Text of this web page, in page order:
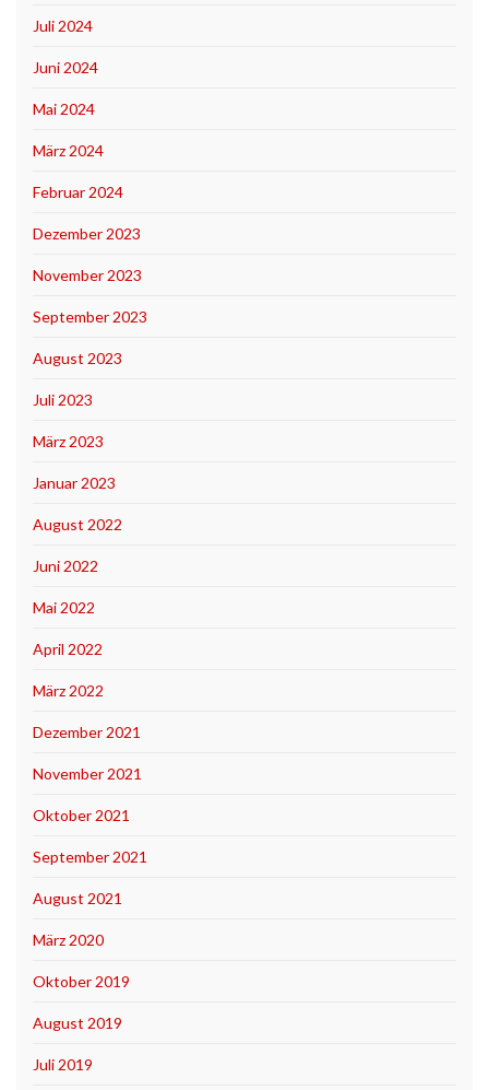
Juli 2024
Juni 2024
Mai 2024
März 2024
Februar 2024
Dezember 2023
November 2023
September 2023
August 2023
Juli 2023
März 2023
Januar 2023
August 2022
Juni 2022
Mai 2022
April 2022
März 2022
Dezember 2021
November 2021
Oktober 2021
September 2021
August 2021
März 2020
Oktober 2019
August 2019
Juli 2019